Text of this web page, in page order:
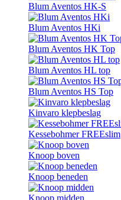
Blum Aventos HK-S
Blum Aventos HKi
Blum Aventos HK Top
Blum Aventos HL top
Blum Aventos HS Top
Kinvaro klepbeslag
Kessebohmer FREEslim
Knoop boven
Knoop beneden
Knoop midden